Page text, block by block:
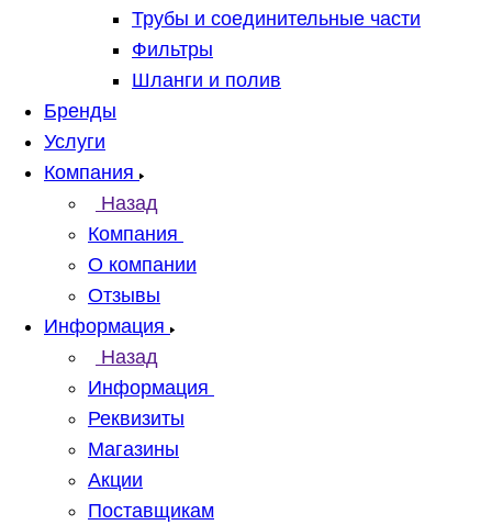
Трубы и соединительные части
Фильтры
Шланги и полив
Бренды
Услуги
Компания
Назад
Компания
О компании
Отзывы
Информация
Назад
Информация
Реквизиты
Магазины
Акции
Поставщикам